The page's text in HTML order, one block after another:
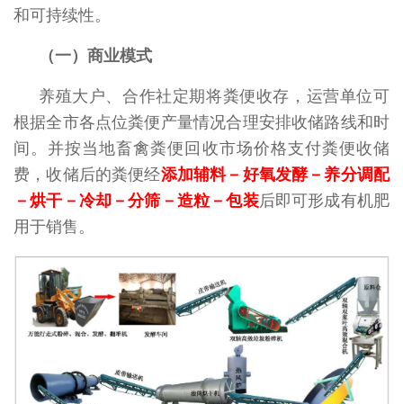
和可持续性。
（一）商业模式
养殖大户、合作社定期将粪便收存，运营单位可
根据全市各点位粪便产量情况合理安排收储路线和时
间。并按当地畜禽粪便回收市场价格支付粪便收储
费，收储后的粪便经添加辅料－好氧发酵－养分调配
－烘干－冷却－分筛－造粒－包装后即可形成有机肥
用于销售。